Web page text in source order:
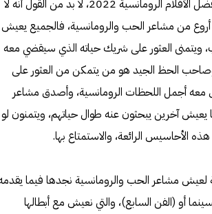
قبل أن نذكر ما هي أفضل الأفلام الرومانسية 2022، لا بد من القول أنه لا
أروع من مشاعر الحب والرومانسية، فالجميع يعيش
ويتمنى العثور على شريك حياته الذي سيقضي معه
وصاحب الحظ الجيد هو من يتمكن من العثور على
معه أجمل اللحظات الرومانسية، وأصدق مشاعر
يعيش آخرين يبحثون عنه طوال حياتهم، ويتمنون لو
الأحاسيس الرائعة، والاستمتاع بها.
مشاعر الحب والرومانسية نجدها فيما
أو (الفن السابع)، والتي نعيش مع أبطالها